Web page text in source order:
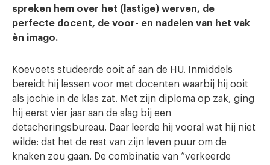
spreken hem over het (lastige) werven, de
perfecte docent, de voor- en nadelen van het vak
èn imago.
Koevoets studeerde ooit af aan de HU. Inmiddels
bereidt hij lessen voor met docenten waarbij hij ooit
als jochie in de klas zat. Met zijn diploma op zak, ging
hij eerst vier jaar aan de slag bij een
detacheringsbureau. Daar leerde hij vooral wat hij niet
wilde: dat het de rest van zijn leven puur om de
knaken zou gaan. De combinatie van “verkeerde